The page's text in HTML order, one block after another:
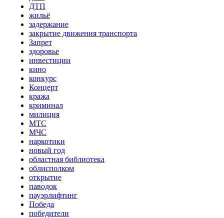
ДТП
жильё
задержание
закрытие движения транспорта
Запрет
здоровье
инвестиции
кино
конкурс
Концерт
кража
криминал
милиция
МТС
МЧС
наркотики
новый год
областная библиотека
облисполком
открытие
паводок
пауэрлифтинг
Победа
победители